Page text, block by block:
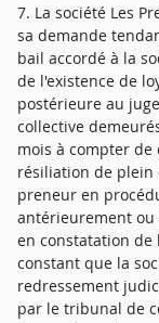
7. La société Les
sa demande
bail accordé à la
de l'existence de
postérieure au
collective
mois à compter
résiliation de
preneur en
antérieurement
en constatation de
constant que la
redressement
par le tribunal de